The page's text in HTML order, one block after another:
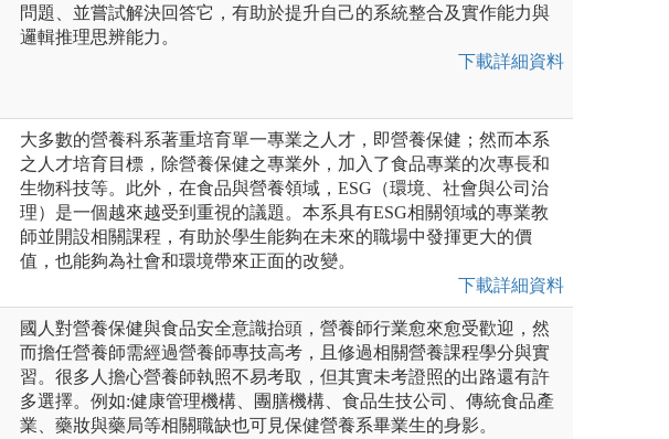
問題、並嘗試解決回答它，有助於提升自己的系統整合及實作能力與
邏輯推理思辨能力。
下載詳細資料
大多數的營養科系著重培育單一專業之人才，即營養保健；然而本系
之人才培育目標，除營養保健之專業外，加入了食品專業的次專長和
生物科技等。此外，在食品與營養領域，ESG（環境、社會與公司治
理）是一個越來越受到重視的議題。本系具有ESG相關領域的專業教
師並開設相關課程，有助於學生能夠在未來的職場中發揮更大的價
值，也能夠為社會和環境帶來正面的改變。
下載詳細資料
國人對營養保健與食品安全意識抬頭，營養師行業愈來愈受歡迎，然
而擔任營養師需經過營養師專技高考，且修過相關營養課程學分與實
習。很多人擔心營養師執照不易考取，但其實未考證照的出路還有許
多選擇。例如:健康管理機構、團膳機構、食品生技公司、傳統食品產
業、藥妝與藥局等相關職缺也可見保健營養系畢業生的身影。